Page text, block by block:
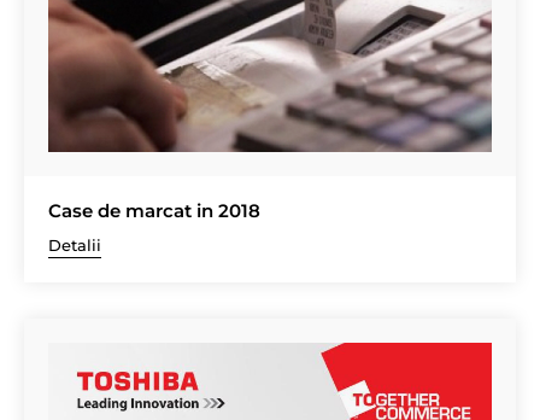
Case de marcat in 2018
Detalii